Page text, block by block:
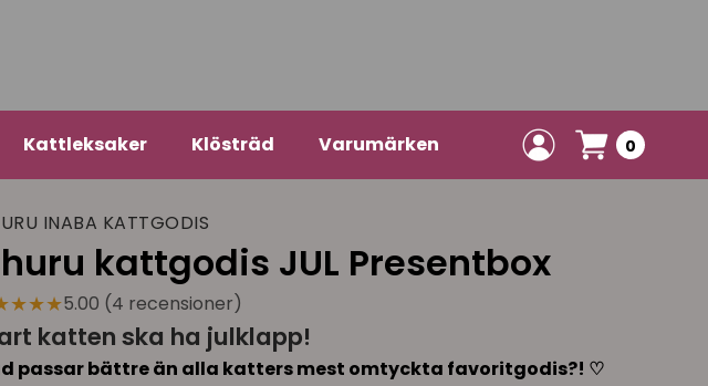
Kattleksaker Klösträd Varumärken 0
INABA KATTGODIS
kattgodis JUL Presentbox
5.00 (4 recensioner)
katten ska ha julklapp!
passar bättre än alla katters mest omtyckta favoritgodis?! ♡